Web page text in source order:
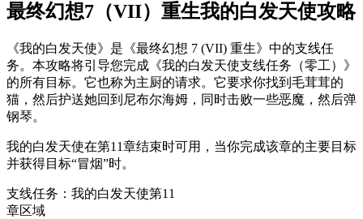
最终幻想7（VII）重生我的白发天使攻略
《我的白发天使》是《最终幻想 7 (VII) 重生》中的支线任
务。 本攻略将引导您完成《我的白发天使支线任务（零工）》
的所有目标。 它也称为主厨的请求。 它要求你找到毛茸茸的
猫，然后护送她回到尼布尔海姆，同时击败一些恶魔，然后弹
钢琴。
我的白发天使在第11章结束时可用，当你完成该章的主要目标
并获得目标“冒烟”时。
支线任务： 我的白发天使第11
章区域